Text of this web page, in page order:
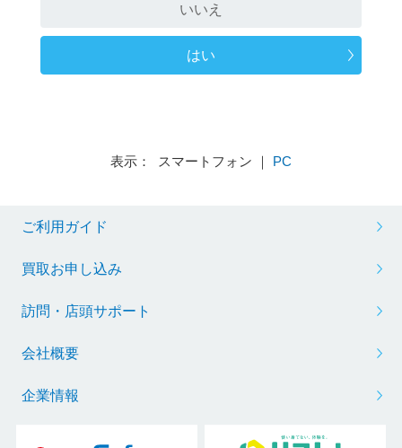
いいえ
はい
表示： スマートフォン ｜ PC
ご利用ガイド
買取お申し込み
訪問・店頭サポート
会社概要
企業情報